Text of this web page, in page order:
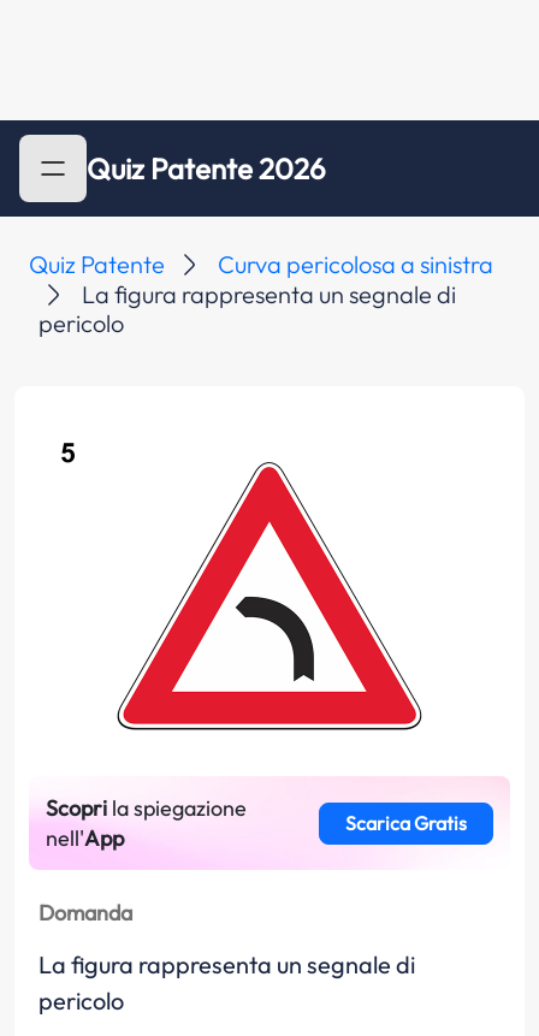
Quiz Patente 2026
Quiz Patente
Curva pericolosa a sinistra
La figura rappresenta un segnale di
pericolo
Scopri la spiegazione
nell'App
Scarica Gratis
Domanda
La figura rappresenta un segnale di
pericolo